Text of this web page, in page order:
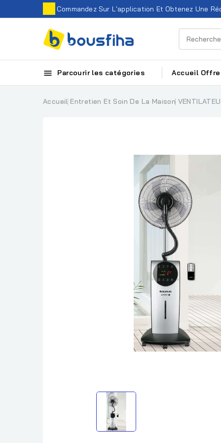
Commandez Sur L'application Et Obtenez Une
 Parcourir les catégories Accueil
Accueil Entretien Et Soin De La Maison